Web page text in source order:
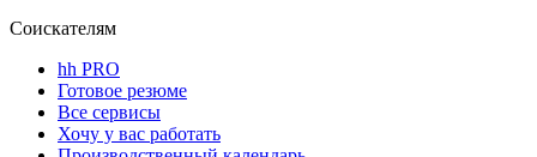
Соискателям
hh PRO
Готовое резюме
Все сервисы
Хочу у вас работать